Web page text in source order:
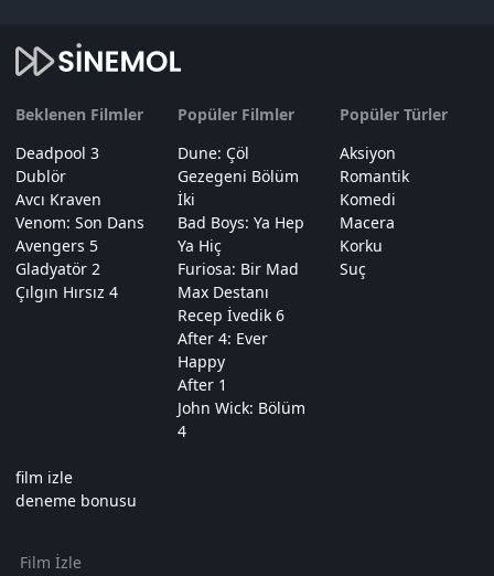
Beklenen Filmler
Deadpool 3
Dublör
Avcı Kraven
Venom: Son Dans
Avengers 5
Gladyatör 2
Çılgın Hırsız 4
Popüler Filmler
Dune: Çöl
Gezegeni Bölüm
İki
Bad Boys: Ya Hep
Ya Hiç
Furiosa: Bir Mad
Max Destanı
Recep İvedik 6
After 4: Ever
Happy
After 1
John Wick: Bölüm
4
Popüler Türler
Aksiyon
Romantik
Komedi
Macera
Korku
Suç
film izle
deneme bonusu
Film İzle